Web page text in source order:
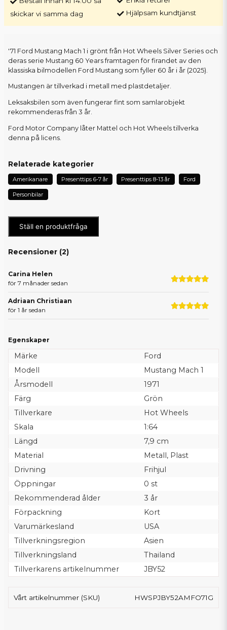
skickar vi samma dag
Hjälpsam kundtjänst
'71 Ford Mustang Mach 1 i grönt från Hot Wheels Silver Series och
deras serie Mustang 60 Years framtagen för firandet av den
klassiska bilmodellen Ford Mustang som fyller 60 år i år (2025).
Mustangen är tillverkad i metall med plastdetaljer.
Leksaksbilen som även fungerar fint som samlarobjekt
rekommenderas från 3 år.
Ford Motor Company låter Mattel och Hot Wheels tillverka
denna på licens.
Relaterade kategorier
Amerikanare Presenttips 6-7 år Presenttips 8-13 år Ford
Personbilar
Ställ en produktfråga
Recensioner (2)
Carina Helen
för 7 månader sedan
Adriaan Christiaan
för 1 år sedan
Egenskaper
Märke
Ford
Modell
Mustang Mach 1
Årsmodell
1971
Färg
Grön
Tillverkare
Hot Wheels
Skala
1:64
Längd
7,9 cm
Material
Metall, Plast
Drivning
Frihjul
Öppningar
0 st
Rekommenderad ålder
3 år
Förpackning
Kort
Varumärkesland
USA
Tillverkningsregion
Asien
Tillverkningsland
Thailand
Tillverkarens artikelnummer
JBY52
Vårt artikelnummer (SKU) HWSPJBY52AMFO71G